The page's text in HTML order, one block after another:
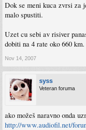
Dok se meni kuca zvrsi za
malo spustiti.
Uzet cu sebi av risiver
dobiti na 4 rate oko 660 km.
Nov 14, 2007
syss
Veteran foruma
ako možeš naravno onda
http://www.audiofil.net/